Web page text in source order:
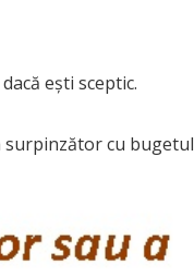
ești sceptic.
surpinzător cu bugetul